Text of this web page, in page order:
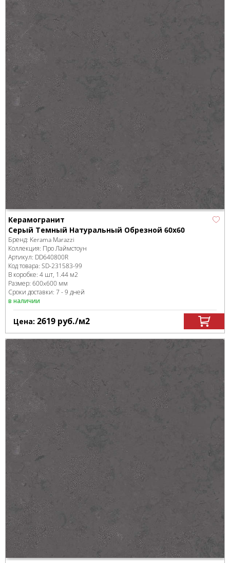
Керамогранит
Серый Темный Натуральный Обрезной 60х60
Бренд: Kerama Marazzi
Коллекция: Про Лаймстоун
Артикул: DD640800R
Код товара: SD-231583-99
В коробке: 4 шт, 1.44 м2
Размер: 600x600 мм
Сроки доставки: 7 - 9 дней
в наличии
Цена: 2619 руб./м2